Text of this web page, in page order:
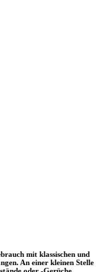
mit klassischen und
An einer kleinen Stelle